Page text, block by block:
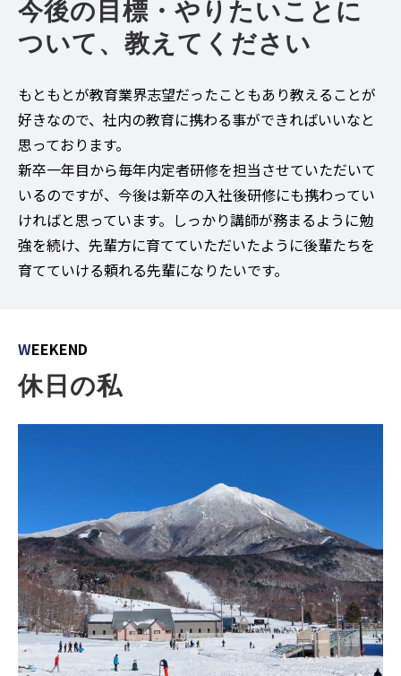
今後の目標・やりたいことに
ついて、教えてください
もともとが教育業界志望だったこともあり教えることが
好きなので、社内の教育に携わる事ができればいいなと
思っております。
新卒一年目から毎年内定者研修を担当させていただいて
いるのですが、今後は新卒の入社後研修にも携わってい
ければと思っています。しっかり講師が務まるように勉
強を続け、先輩方に育てていただいたように後輩たちを
育てていける頼れる先輩になりたいです。
WEEKEND
休日の私